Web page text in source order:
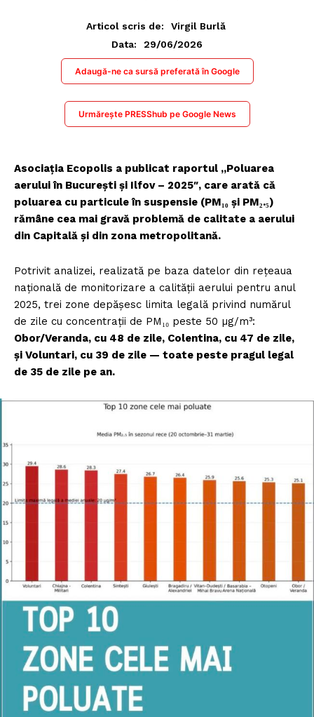
Articol scris de:
Virgil Burlă
Data:
29/06/2026
Adaugă-ne ca sursă preferată în Google
Urmărește PRESShub pe Google News
Asociația Ecopolis a publicat raportul „Poluarea
aerului în București și Ilfov – 2025″, care arată că
poluarea cu particule în suspensie (PM₁₀ și PM₂.₅)
rămâne cea mai gravă problemă de calitate a aerului
din Capitală și din zona metropolitană.
Potrivit analizei, realizată pe baza datelor din rețeaua
națională de monitorizare a calității aerului pentru anul
2025, trei zone depășesc limita legală privind numărul
de zile cu concentrații de PM₁₀ peste 50 µg/m³:
Obor/Veranda, cu 48 de zile, Colentina, cu 47 de zile,
și Voluntari, cu 39 de zile — toate peste pragul legal
de 35 de zile pe an.